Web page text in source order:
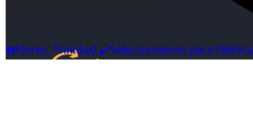
☎️Flores, Trinidad ✔️Seleccionamos para Fábrica